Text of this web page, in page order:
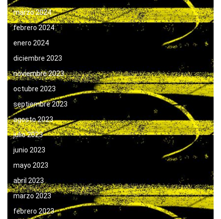
marzo 2024
febrero 2024
enero 2024
diciembre 2023
noviembre 2023
octubre 2023
septiembre 2023
agosto 2023
julio 2023
junio 2023
mayo 2023
abril 2023
marzo 2023
febrero 2023